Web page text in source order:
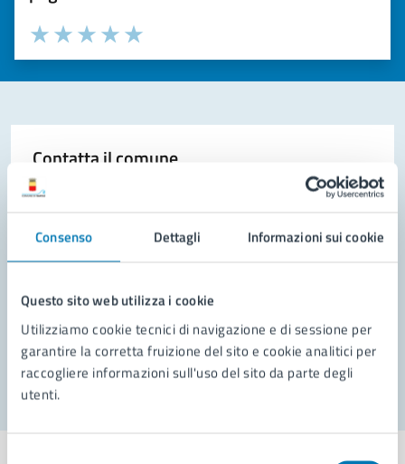
Consenso Dettagli Informazioni sui cookie
Questo sito web utilizza i cookie
Utilizziamo cookie tecnici di navigazione e di sessione per
garantire la corretta fruizione del sito e cookie analitici per
raccogliere informazioni sull'uso del sito da parte degli
utenti.
Valuta la chiarezza delle informazioni (da 1 a 5 stelle)
Seleziona il numero di stelle per valutare la chiarezza delle
Valuta 5 stelle su 5
Valuta 4 stelle su 5
Valuta 3 stelle su 5
Valuta 2 stelle su 5
Valuta 1 stelle su 5
Contatta il comune
Richiedi assistenza
Segnala disservizio